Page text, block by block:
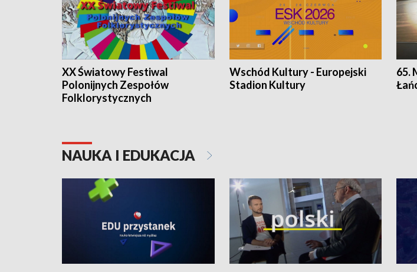
XX Światowy Festiwal
Polonijnych Zespołów
Folklorystycznych
Wschód Kultury - Europejski
Stadion Kultury
65.
NAUKA I EDUKACJA